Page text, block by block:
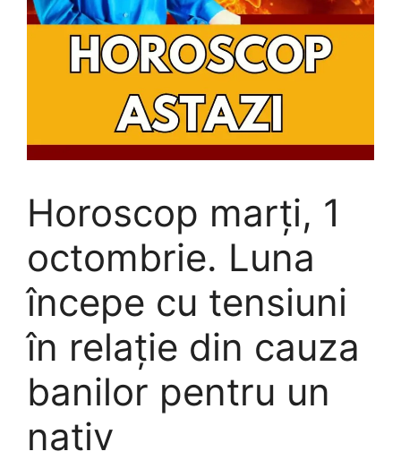
Horoscop marți, 1
octombrie. Luna
începe cu tensiuni
în relație din cauza
banilor pentru un
nativ